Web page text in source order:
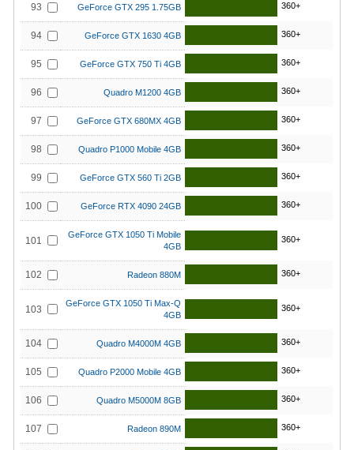
93 GeForce GTX 295 1.75GB 360+
94 GeForce GTX 1630 4GB 360+
95 GeForce GTX 750 Ti 4GB 360+
96 Quadro M1200 4GB 360+
97 GeForce GTX 680MX 4GB 360+
98 Quadro P1000 Mobile 4GB 360+
99 GeForce GTX 560 Ti 2GB 360+
100 GeForce RTX 4090 24GB 360+
101
GeForce GTX 1050 Ti Mobile
4GB
360+
102 Radeon 880M 360+
103
GeForce GTX 1050 Ti Max-Q
4GB
360+
104 Quadro M4000M 4GB 360+
105 Quadro P2000 Mobile 4GB 360+
106 Quadro M5000M 8GB 360+
107 Radeon 890M 360+